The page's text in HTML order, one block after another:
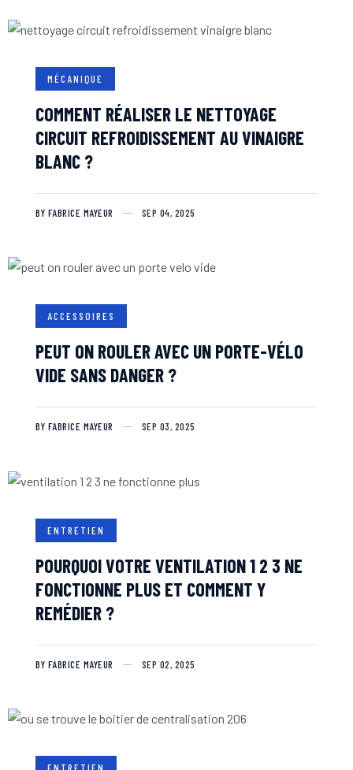
MÉCANIQUE
COMMENT RÉALISER LE NETTOYAGE
CIRCUIT REFROIDISSEMENT AU VINAIGRE
BLANC ?
BY FABRICE MAYEUR SEP 04, 2025
ACCESSOIRES
PEUT ON ROULER AVEC UN PORTE-VÉLO
VIDE SANS DANGER ?
BY FABRICE MAYEUR SEP 03, 2025
ENTRETIEN
POURQUOI VOTRE VENTILATION 1 2 3 NE
FONCTIONNE PLUS ET COMMENT Y
REMÉDIER ?
BY FABRICE MAYEUR SEP 02, 2025